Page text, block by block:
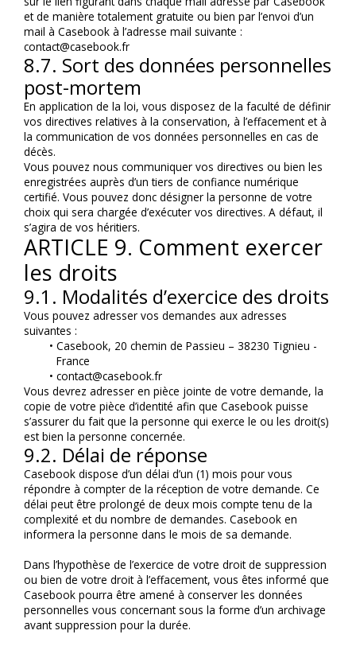
et de manière totalement gratuite ou bien par l’envoi d’un
mail à Casebook à l’adresse mail suivante :
contact@casebook.fr
8.7. Sort des données personnelles
post-mortem
En application de la loi, vous disposez de la faculté de définir
vos directives relatives à la conservation, à l’effacement et à
la communication de vos données personnelles en cas de
décès.
Vous pouvez nous communiquer vos directives ou bien les
enregistrées auprès d’un tiers de confiance numérique
certifié. Vous pouvez donc désigner la personne de votre
choix qui sera chargée d’exécuter vos directives. A défaut, il
s’agira de vos héritiers.
ARTICLE 9. Comment exercer
les droits
9.1. Modalités d’exercice des droits
Vous pouvez adresser vos demandes aux adresses
suivantes :
Casebook, 20 chemin de Passieu – 38230 Tignieu -
France
contact@casebook.fr
Vous devrez adresser en pièce jointe de votre demande, la
copie de votre pièce d’identité afin que Casebook puisse
s’assurer du fait que la personne qui exerce le ou les droit(s)
est bien la personne concernée.
9.2. Délai de réponse
Casebook dispose d’un délai d’un (1) mois pour vous
répondre à compter de la réception de votre demande. Ce
délai peut être prolongé de deux mois compte tenu de la
complexité et du nombre de demandes. Casebook en
informera la personne dans le mois de sa demande.
Dans l’hypothèse de l’exercice de votre droit de suppression
ou bien de votre droit à l’effacement, vous êtes informé que
Casebook pourra être amené à conserver les données
personnelles vous concernant sous la forme d’un archivage
avant suppression pour la durée.